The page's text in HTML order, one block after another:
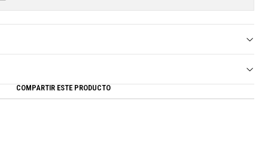
COMPARTIR ESTE PRODUCTO